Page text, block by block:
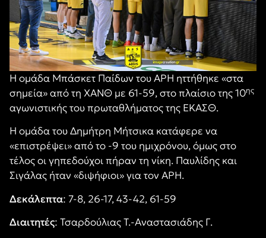
Η ομάδα Μπάσκετ Παίδων του ΑΡΗ ηττήθηκε «στα
σημεία» από τη ΧΑΝΘ με 61-59, στο πλαίσιο της 10ης
αγωνιστικής του πρωταθλήματος της ΕΚΑΣΘ.
Η ομάδα του Δημήτρη Μήτσικα κατάφερε να
«επιστρέψει» από το -9 του ημιχρόνου, όμως στο
τέλος οι γηπεδούχοι πήραν τη νίκη. Παυλίδης και
Σιγάλας ήταν «διψήφιοι» για τον ΑΡΗ.
Δεκάλεπτα: 7-8, 26-17, 43-42, 61-59
Διαιτητές: Τσαρδούλιας Τ.-Αναστασιάδης Γ.